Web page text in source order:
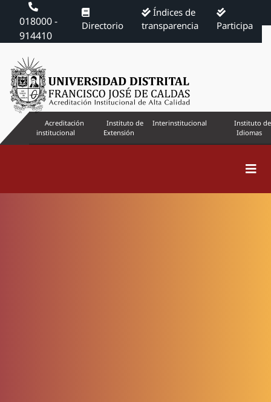
018000 -
914410
Directorio
Índices de
transparencia
Participa
Acreditación
institucional
Instituto de
Extensión
Interinstitucional
Instituto de
Idiomas